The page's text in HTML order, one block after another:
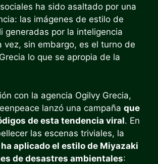
ha sido asaltado por una
las imágenes de estilo de
generadas por la inteligencia
vez, sin embargo, es el turno de
lo que se apropia de la
con la agencia Ogilvy Grecia,
lanzó una campaña que
de esta tendencia viral. En
las escenas triviales, la
ha aplicado el estilo de Miyazaki
de desastres ambientales: